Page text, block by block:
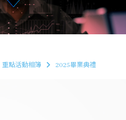
重點活動相簿 2025畢業典禮